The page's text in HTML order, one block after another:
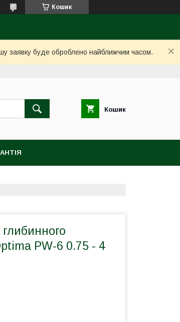
Кошик
заявку буде оброблено найближчим часом.
Кошик
PW-6 0.75 - 4